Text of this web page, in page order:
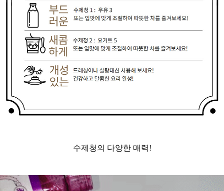
수제청의 다양한 매력!